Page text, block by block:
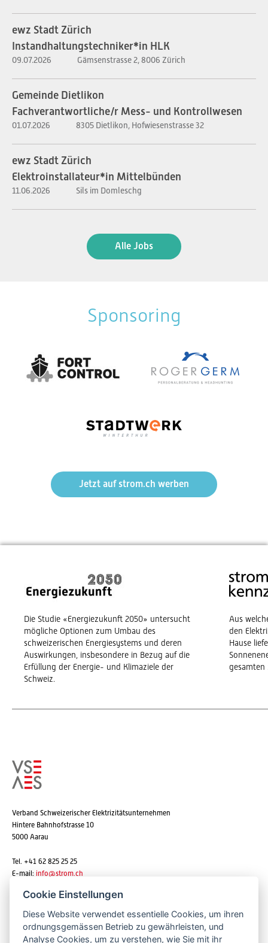
ewz Stadt Zürich
Instandhaltungstechniker*in HLK
09.07.2026 Gämsenstrasse 2, 8006 Zürich
Gemeinde Dietlikon
Fachverantwortliche/r Mess- und Kontrollwesen
01.07.2026 8305 Dietlikon, Hofwiesenstrasse 32
ewz Stadt Zürich
Elektroinstallateur*in Mittelbünden
11.06.2026 Sils im Domleschg
Alle Jobs
Sponsoring
Jetzt auf strom.ch werben
Die Studie «Energiezukunft 2050» untersucht
mögliche Optionen zum Umbau des
schweizerischen Energiesystems und deren
Auswirkungen, insbesondere in Bezug auf die
Erfüllung der Energie- und Klimaziele der
Schweiz.
Aus
den
Hause
gesamten
Verband Schweizerischer Elektrizitätsunternehmen
Hintere Bahnhofstrasse 10
5000 Aarau
Tel. +41 62 825 25 25
E-mail: info@strom.ch
Newsletter abonnieren
Cookie Einstellungen
Diese Website verwendet essentielle Cookies, um ihren
ordnungsgemässen Betrieb zu gewährleisten, und
Analyse Cookies, um zu verstehen, wie Sie mit ihr